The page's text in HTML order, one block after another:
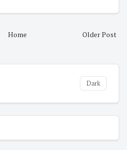
Older Post
Home
Dark